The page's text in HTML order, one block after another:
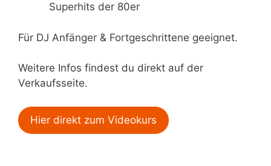
Superhits der 80er
Für DJ Anfänger & Fortgeschrittene geeignet.
Weitere Infos findest du direkt auf der
Verkaufsseite.
Hier direkt zum Videokurs